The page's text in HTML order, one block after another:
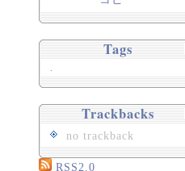
Tags
Trackbacks
no trackback
RSS2.0